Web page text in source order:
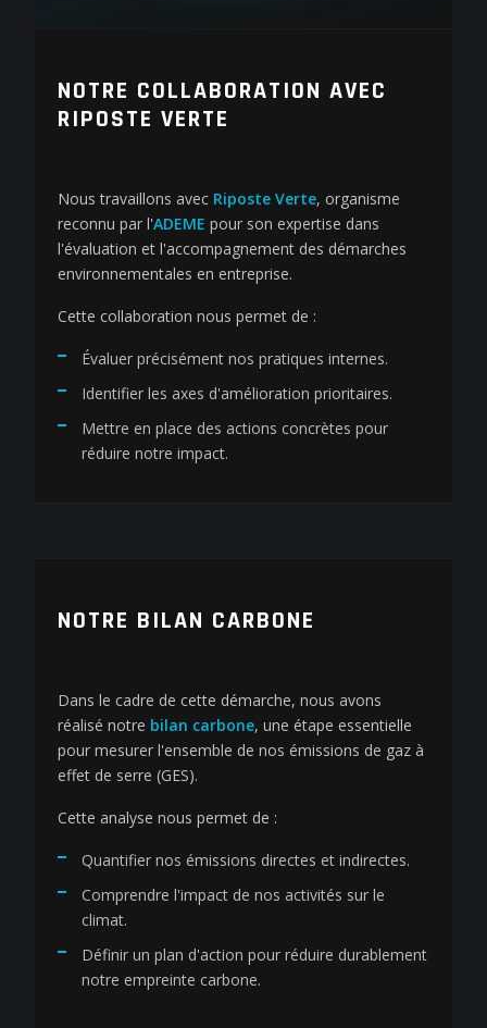
NOTRE COLLABORATION AVEC
RIPOSTE VERTE
Nous travaillons avec Riposte Verte, organisme
reconnu par l'ADEME pour son expertise dans
l'évaluation et l'accompagnement des démarches
environnementales en entreprise.
Cette collaboration nous permet de :
Évaluer précisément nos pratiques internes.
Identifier les axes d'amélioration prioritaires.
Mettre en place des actions concrètes pour
réduire notre impact.
NOTRE BILAN CARBONE
Dans le cadre de cette démarche, nous avons
réalisé notre bilan carbone, une étape essentielle
pour mesurer l'ensemble de nos émissions de gaz à
effet de serre (GES).
Cette analyse nous permet de :
Quantifier nos émissions directes et indirectes.
Comprendre l'impact de nos activités sur le
climat.
Définir un plan d'action pour réduire durablement
notre empreinte carbone.